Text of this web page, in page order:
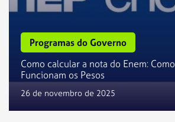
Programas do Governo
Como calcular a nota do Enem: Como
Funcionam os Pesos
26 de novembro de 2025